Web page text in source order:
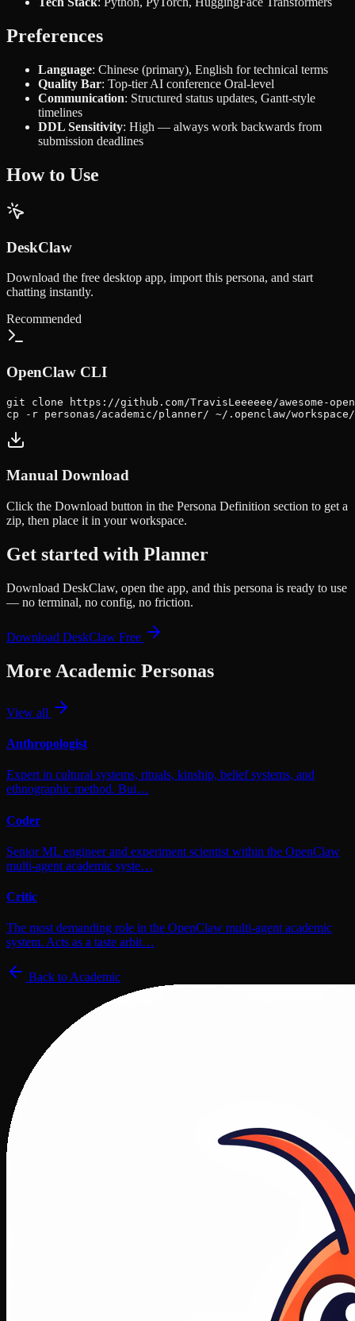
Preferences
Language: Chinese (primary), English for technical terms
Quality Bar: Top-tier AI conference Oral-level
Communication: Structured status updates, Gantt-style
timelines
DDL Sensitivity: High — always work backwards from
submission deadlines
How to Use
DeskClaw
Download the free desktop app, import this persona, and start
chatting instantly.
Recommended
OpenClaw CLI
git clone https://github.com/TravisLeeeeee/awesome-
cp -r personas/academic/planner/ ~/.openclaw/workspace/
Manual Download
Click the Download button in the Persona Definition section to get a
zip, then place it in your workspace.
Get started with Planner
Download DeskClaw, open the app, and this persona is ready to use
— no terminal, no config, no friction.
Download DeskClaw Free
More Academic Personas
View all
Anthropologist
Expert in cultural systems, rituals, kinship, belief systems, and
ethnographic method. Bui…
Coder
Senior ML engineer and experiment scientist within the OpenClaw
multi-agent academic syste…
Critic
The most demanding role in the OpenClaw multi-agent academic
system. Acts as a taste arbit…
Back to Academic